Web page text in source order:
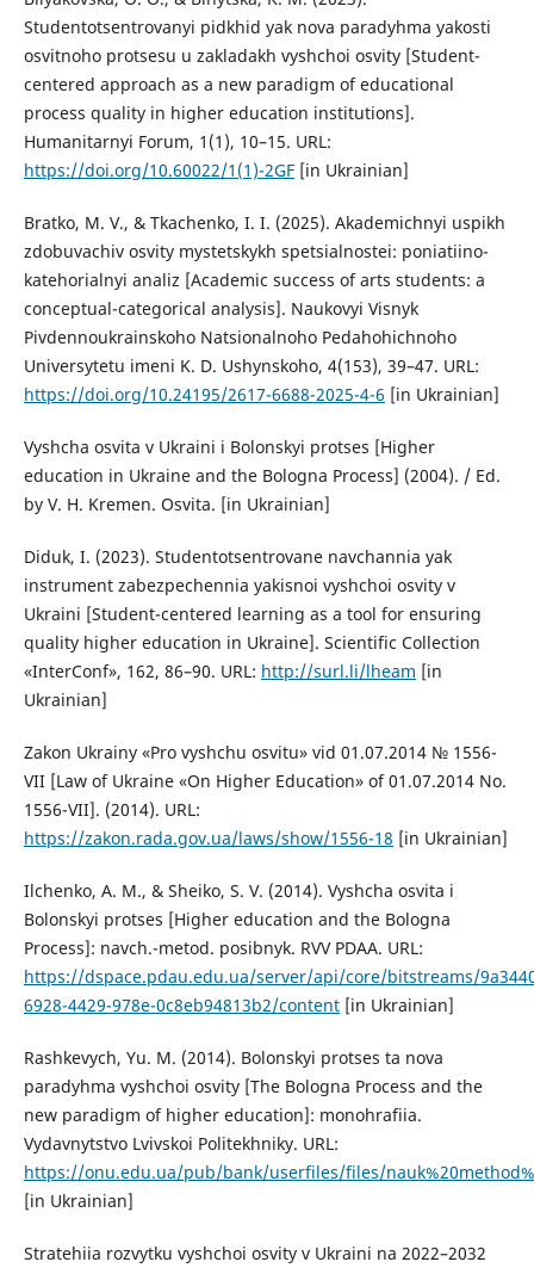
Studentotsentrovanyi pidkhid yak nova paradyhma yakosti
osvitnoho protsesu u zakladakh vyshchoi osvity [Student-
centered approach as a new paradigm of educational
process quality in higher education institutions].
Humanitarnyi Forum, 1(1), 10–15. URL:
https://doi.org/10.60022/1(1)-2GF[in Ukrainian]
Bratko, M. V., & Tkachenko, I. I. (2025). Akademichnyi uspikh
zdobuvachiv osvity mystetskykh spetsialnostei: poniatiino-
katehorialnyi analiz [Academic success of arts students: a
conceptual-categorical analysis]. Naukovyi Visnyk
Pivdennoukrainskoho Natsionalnoho Pedahohichnoho
Universytetu imeni K. D. Ushynskoho, 4(153), 39–47. URL:
https://doi.org/10.24195/2617-6688-2025-4-6 [in Ukrainian]
Vyshcha osvita v Ukraini i Bolonskyi protses [Higher
education in Ukraine and the Bologna Process] (2004). / Ed.
by V. H. Kremen. Osvita. [in Ukrainian]
Diduk, I. (2023). Studentotsentrovane navchannia yak
instrument zabezpechennia yakisnoi vyshchoi osvity v
Ukraini [Student-centered learning as a tool for ensuring
quality higher education in Ukraine]. Scientific Collection
«InterConf», 162, 86–90. URL: http://surl.li/lheam [in
Ukrainian]
Zakon Ukrainy «Pro vyshchu osvitu» vid 01.07.2014 № 1556-
VII [Law of Ukraine «On Higher Education» of 01.07.2014 No.
1556-VII]. (2014). URL:
https://zakon.rada.gov.ua/laws/show/1556-18 [in Ukrainian]
Ilchenko, A. M., & Sheiko, S. V. (2014). Vyshcha osvita i
Bolonskyi protses [Higher education and the Bologna
Process]: navch.-metod. posibnyk. RVV PDAA. URL:
https://dspace.pdau.edu.ua/server/api/core/bitstreams/
6928-4429-978e-0c8eb94813b2/content[in Ukrainian]
Rashkevych, Yu. M. (2014). Bolonskyi protses ta nova
paradyhma vyshchoi osvity [The Bologna Process and the
new paradigm of higher education]: monohrafiia.
Vydavnytstvo Lvivskoi Politekhniky. URL:
https://onu.edu.ua/pub/bank/userfiles/files/
[in Ukrainian]
Stratehiia rozvytku vyshchoi osvity v Ukraini na 2022–2032